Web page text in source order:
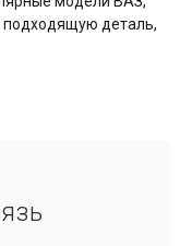
подходящую деталь,